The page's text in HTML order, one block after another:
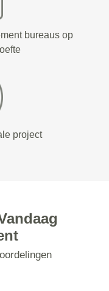
bureaus op
project